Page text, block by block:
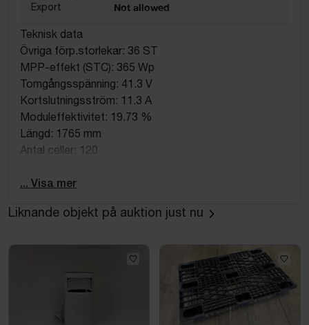
Export Not allowed
Teknisk data
Övriga förp.storlekar: 36 ST
MPP-effekt (STC): 365 Wp
Tomgångsspänning: 41.3 V
Kortslutningsström: 11.3 A
Moduleffektivitet: 19.73 %
Längd: 1765 mm
Antal celler: 120
Max. systemspänning: 1500 V
MPP-spänning (STC): 34 V
Med anslutningskabel: Ja
Längd kabel: 1.1 m
Med ram: Ja
... Visa mer
Liknande objekt på auktion just nu